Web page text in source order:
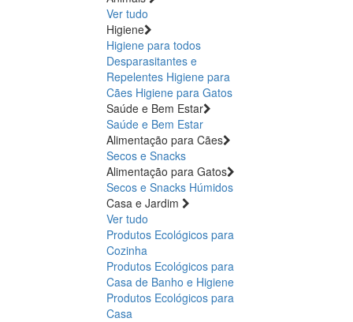
Ver tudo
Higiene
Higiene para todos
Desparasitantes e
Repelentes Higiene para
Cães Higiene para Gatos
Saúde e Bem Estar
Saúde e Bem Estar
Alimentação para Cães
Secos e Snacks
Alimentação para Gatos
Secos e Snacks Húmidos
Casa e Jardim
Ver tudo
Produtos Ecológicos para
Cozinha
Produtos Ecológicos para
Casa de Banho e Higiene
Produtos Ecológicos para
Casa